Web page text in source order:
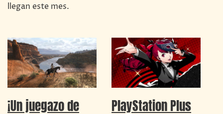
llegan este mes.
¡Un juegazo de
PlayStation Plus